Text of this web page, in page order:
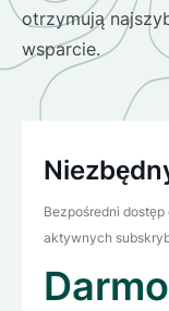
otrzymują
wsparcie.
Bezpośredni
aktywnych